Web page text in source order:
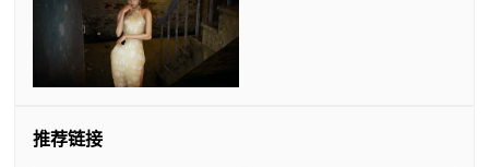
推荐链接